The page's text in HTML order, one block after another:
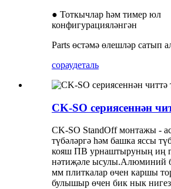
● Тоткычлар һәм тимер юл
конфигурацияләнгән
Parts өстәмә өлешләр сатып
сораудеталь
CK-SO сериясеннән
CK-SO StandOff монтажы -
түбәләргә һәм башка яссы
кояш ПВ урнаштыруның иң
нәтиҗәле ысулы.Алюминий
мм плиткалар өчен каршы
булышыр өчен бик нык